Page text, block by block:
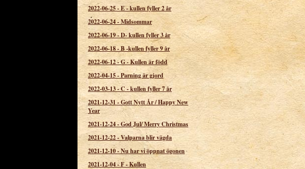
2022-06-25-E - kullen fyller 2 år
2022-06-24-Midsommar
2022-06-19-D- kullen fyller 3 år
2022-06-18-B -kullen fyller 9 år
2022-06-12-G - Kullen är född
2022-04-15-Parning är gjord
2022-03-13-C - kullen fyller 7 år
2021-12-31-Gott Nytt År / Happy New
Year
2021-12-24-God Jul/ Merry Christmas
2021-12-22-Valparna blir vägda
2021-12-10-Nu har vi öppnat ögonen
2021-12-04-F - Kullen